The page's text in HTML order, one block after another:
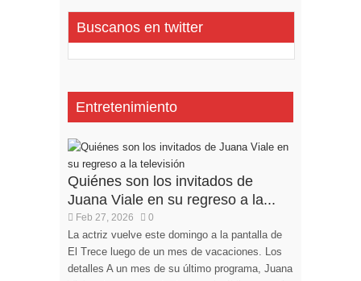
Buscanos en twitter
Entretenimiento
Quiénes son los invitados de
Juana Viale en su regreso a la...
Feb 27, 2026 0
La actriz vuelve este domingo a la pantalla de
El Trece luego de un mes de vacaciones. Los
detalles A un mes de su último programa, Juana